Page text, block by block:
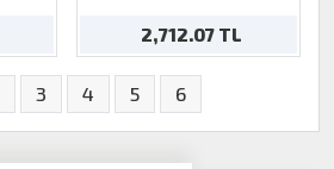
2,712.07 TL
3 4 5 6